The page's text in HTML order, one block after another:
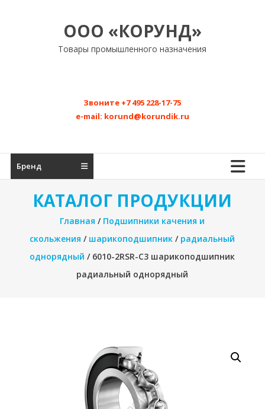
ООО «КОРУНД»
Товары промышленного назначения
Звоните +7 495 228-17-75
e-mail: korund@korundik.ru
Бренд
КАТАЛОГ ПРОДУКЦИИ
Главная / Подшипники качения и
скольжения / шарикоподшипник / радиальный
однорядный / 6010-2RSR-C3 шарикоподшипник
радиальный однорядный